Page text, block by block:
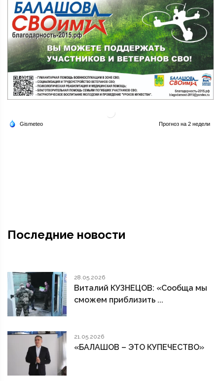
Последние новости
28.05.2026
Виталий КУЗНЕЦОВ: «Сообща мы
сможем приблизить ...
21.05.2026
«БАЛАШОВ – ЭТО КУПЕЧЕСТВО»